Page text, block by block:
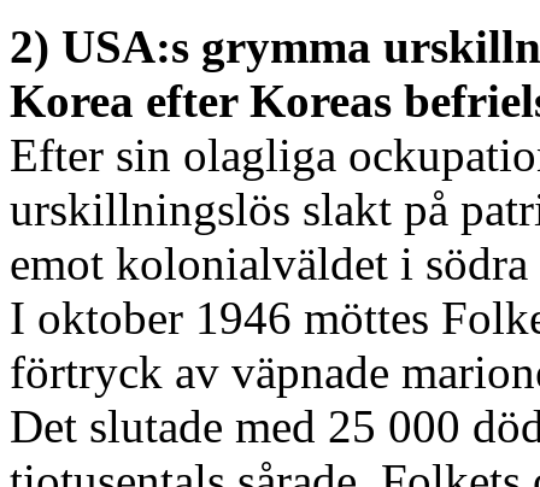
2) USA:s grymma
Korea efter Koreas
Efter sin olagliga
urskillningslös slakt på
emot kolonialväldet i södra
I oktober 1946 möttes
förtryck av väpnade
Det slutade med 25 000